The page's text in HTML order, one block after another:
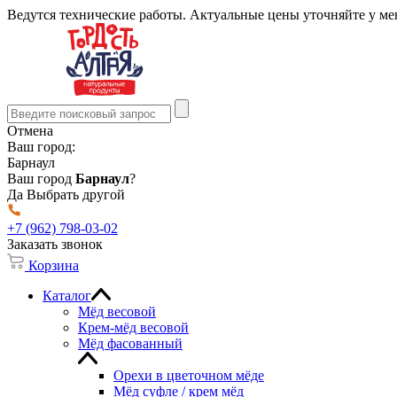
Ведутся технические работы. Актуальные цены уточняйте у
Отмена
Ваш город:
Барнаул
Ваш город Барнаул?
Да Выбрать другой
+7 (962) 798-03-02
Заказать звонок
Корзина
Каталог
Мёд весовой
Крем-мёд весовой
Мёд фасованный
Орехи в цветочном мёде
Мёд суфле / крем мёд